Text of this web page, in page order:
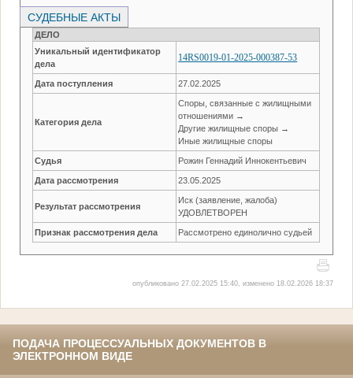
СУДЕБНЫЕ АКТЫ
ДЕЛО
Уникальный идентификатор
дела
14RS0019-01-2025-000387-53
Дата поступления 27.02.2025
Категория дела
Споры, связанные с жилищными
отношениями →
Другие жилищные споры →
Иные жилищные споры
Судья Рожин Геннадий Иннокентьевич
Дата рассмотрения 23.05.2025
Результат рассмотрения
Иск (заявление, жалоба)
УДОВЛЕТВОРЕН
Признак рассмотрения дела Рассмотрено единолично судьей
опубликовано 27.02.2025 15:40, изменено 18.02.2026 18:37
ПОДАЧА ПРОЦЕССУАЛЬНЫХ ДОКУМЕНТОВ В
ЭЛЕКТРОННОМ ВИДЕ